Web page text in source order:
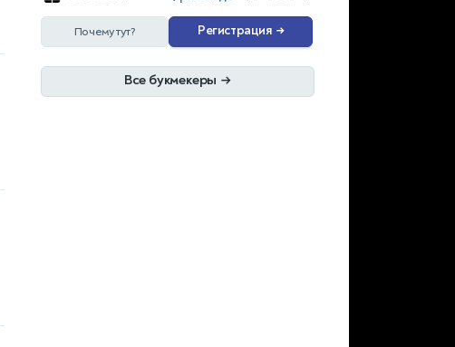
Почему тут? Регистрация →
Все букмекеры →